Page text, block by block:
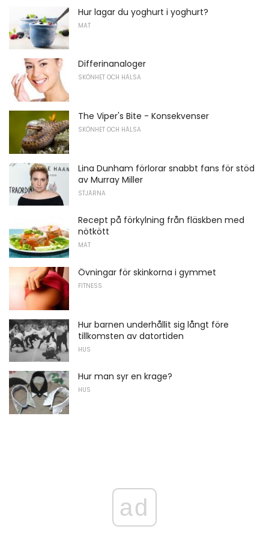
Hur lagar du yoghurt i yoghurt?
MAT
Differinanaloger
SKÖNHET OCH HÄLSA
The Viper's Bite - Konsekvenser
SKÖNHET OCH HÄLSA
Lina Dunham förlorar snabbt fans för stöd
av Murray Miller
STJÄRNA
Recept på förkylning från fläskben med
nötkött
MAT
Övningar för skinkorna i gymmet
FITNESS
Hur barnen underhållit sig långt före
tillkomsten av datortiden
HUS
Hur man syr en krage?
HUS
ad